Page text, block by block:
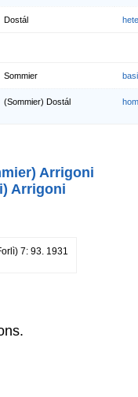
Dostál
Sommier
(Sommier) Dostál
Arrigoni
Arrigoni
7: 93. 1931